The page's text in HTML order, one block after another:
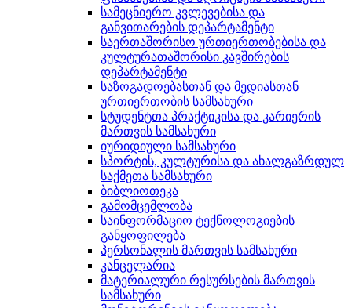
სამეცნიერო კვლევებისა და
განვითარების დეპარტამენტი
საერთაშორისო ურთიერთობებისა და
კულტურათაშორისი კავშირების
დეპარტამენტი
საზოგადოებასთან და მედიასთან
ურთიერთობის სამსახური
სტუდენტთა პრაქტიკისა და კარიერის
მართვის სამსახური
იურიდიული სამსახური
სპორტის, კულტურისა და ახალგაზრდულ
საქმეთა სამსახური
ბიბლიოთეკა
გამომცემლობა
საინფორმაციო ტექნოლოგიების
განყოფილება
პერსონალის მართვის სამსახური
კანცელარია
მატერიალური რესურსების მართვის
სამსახური